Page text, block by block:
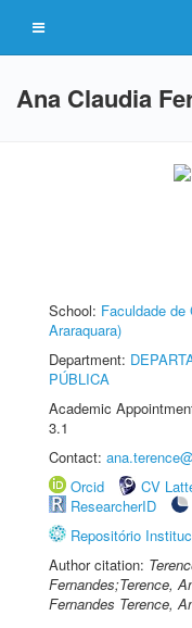
Ana Claudia
School: Faculdade
Araraquara)
Department:
PÚBLICA
Academic
3.1
Contact:
Orcid
CV
ResearcherID
Repositório
Author citation:
Fernandes;Terence,
Fernandes Terence,